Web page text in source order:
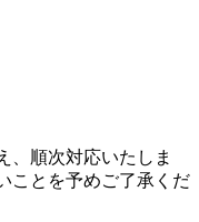
、順次対応いたしま
ことを予めご了承くだ